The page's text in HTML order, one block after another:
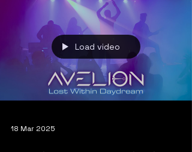
Birleştirdi
İtalyan black/death metal grubu Hierophant,
grubun altıncı stüdyo albümü ve Death
(2022) devamı niteliğindeki albümün...